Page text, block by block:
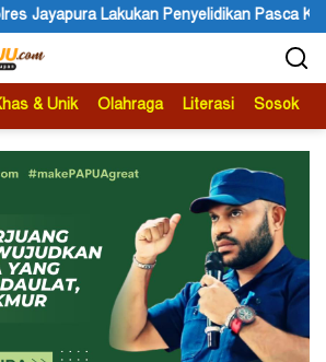
Penyelidikan Pasca Keracunan Akibat
& Unik Olahraga Literasi Sosok